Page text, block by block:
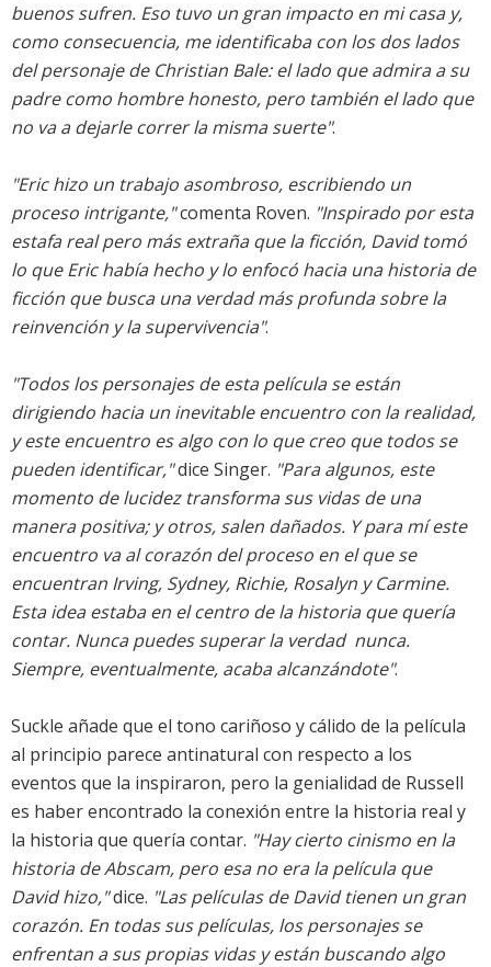
buenos sufren. Eso tuvo un gran impacto en mi casa y,
como consecuencia, me identificaba con los dos lados
del personaje de Christian Bale: el lado que admira a su
padre como hombre honesto, pero también el lado que
no va a dejarle correr la misma suerte".
"Eric hizo un trabajo asombroso, escribiendo un
proceso intrigante,"comenta Roven. "Inspirado por esta
estafa real pero más extraña que la ficción, David tomó
lo que Eric había hecho y lo enfocó hacia una historia de
ficción que busca una verdad más profunda sobre la
reinvención y la supervivencia".
"Todos los personajes de esta película se están
dirigiendo hacia un inevitable encuentro con la realidad,
y este encuentro es algo con lo que creo que todos se
pueden identificar,"dice Singer. "Para algunos, este
momento de lucidez transforma sus vidas de una
manera positiva; y otros, salen dañados. Y para mí este
encuentro va al corazón del proceso en el que se
encuentran Irving, Sydney, Richie, Rosalyn y Carmine.
Esta idea estaba en el centro de la historia que quería
contar. Nunca puedes superar la verdad  nunca.
Siempre, eventualmente, acaba alcanzándote".
Suckle añade que el tono cariñoso y cálido de la película
al principio parece antinatural con respecto a los
eventos que la inspiraron, pero la genialidad de Russell
es haber encontrado la conexión entre la historia real y
la historia que quería contar. "Hay cierto cinismo en la
historia de Abscam, pero esa no era la película que
David hizo,"dice. "Las películas de David tienen un gran
corazón. En todas sus películas, los personajes se
enfrentan a sus propias vidas y están buscando algo